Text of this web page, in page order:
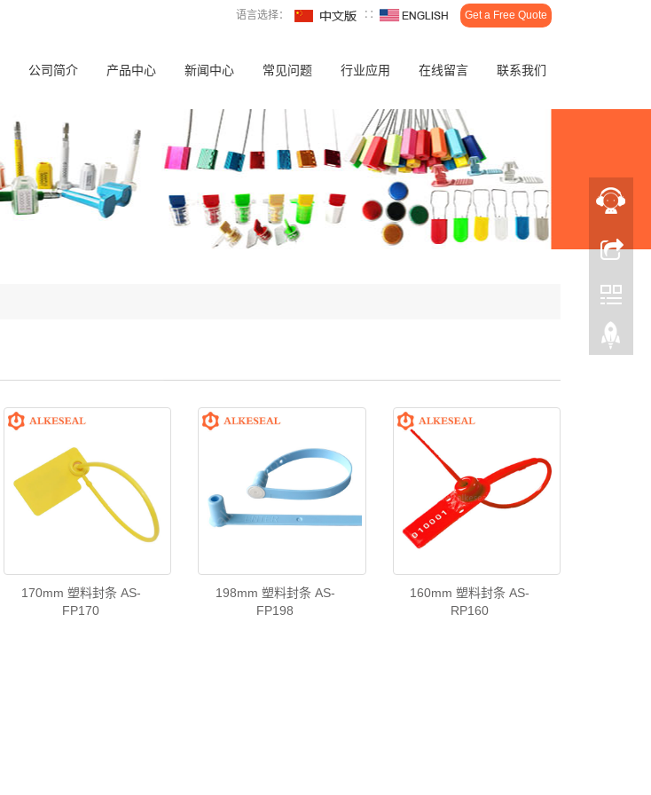
语言选择： ∷ Get a Free Quote
公司简介 产品中心 新闻中心 常见问题 行业应用 在线留言 联系我们
170mm 塑料封条 AS-
FP170
198mm 塑料封条 AS-
FP198
160mm 塑料封条 AS-
RP160